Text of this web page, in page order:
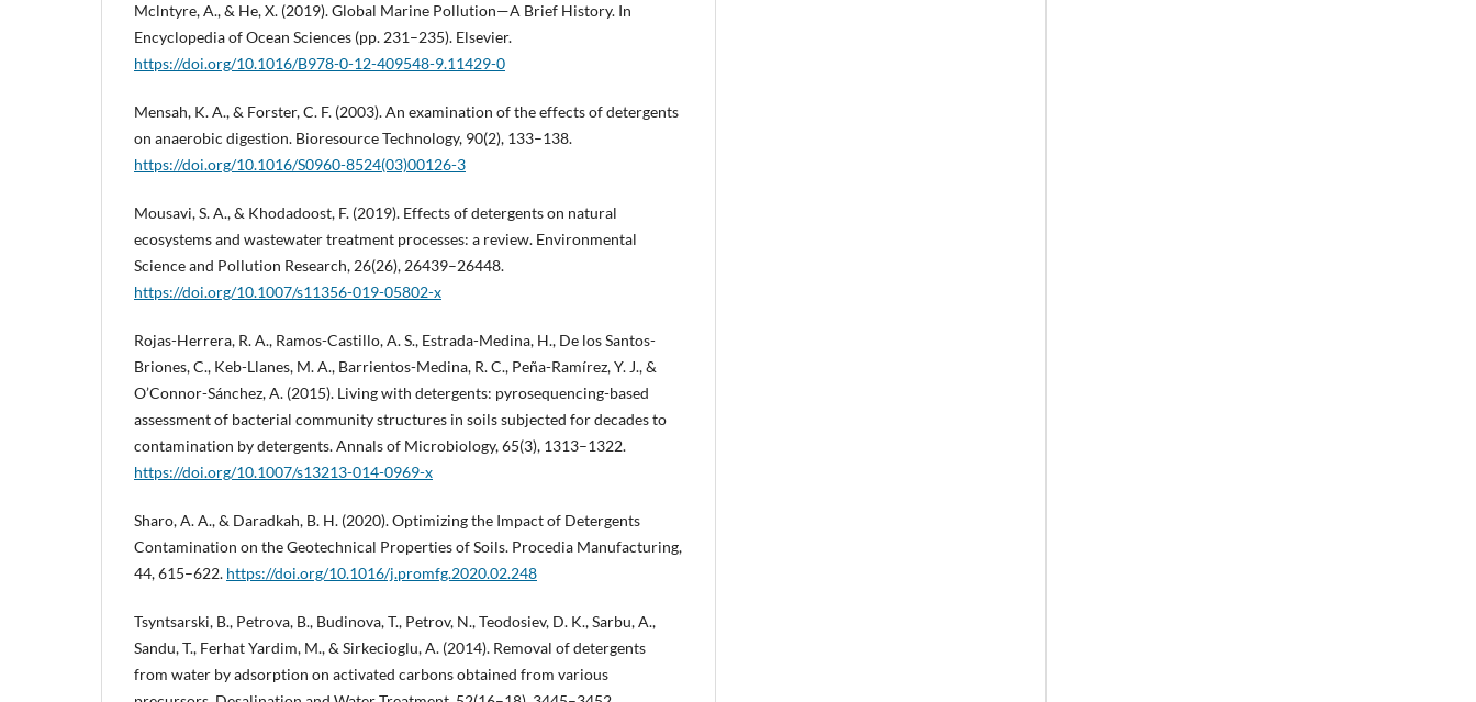
Mclntyre, A., & He, X. (2019). Global Marine Pollution—A Brief History. In
Encyclopedia of Ocean Sciences (pp. 231–235). Elsevier.
https://doi.org/10.1016/B978-0-12-409548-9.11429-0
Mensah, K. A., & Forster, C. F. (2003). An examination of the effects of detergents
on anaerobic digestion. Bioresource Technology, 90(2), 133–138.
https://doi.org/10.1016/S0960-8524(03)00126-3
Mousavi, S. A., & Khodadoost, F. (2019). Effects of detergents on natural
ecosystems and wastewater treatment processes: a review. Environmental
Science and Pollution Research, 26(26), 26439–26448.
https://doi.org/10.1007/s11356-019-05802-x
Rojas-Herrera, R. A., Ramos-Castillo, A. S., Estrada-Medina, H., De los Santos-
Briones, C., Keb-Llanes, M. A., Barrientos-Medina, R. C., Peña-Ramírez, Y. J., &
O’Connor-Sánchez, A. (2015). Living with detergents: pyrosequencing-based
assessment of bacterial community structures in soils subjected for decades to
contamination by detergents. Annals of Microbiology, 65(3), 1313–1322.
https://doi.org/10.1007/s13213-014-0969-x
Sharo, A. A., & Daradkah, B. H. (2020). Optimizing the Impact of Detergents
Contamination on the Geotechnical Properties of Soils. Procedia Manufacturing,
44, 615–622. https://doi.org/10.1016/j.promfg.2020.02.248
Tsyntsarski, B., Petrova, B., Budinova, T., Petrov, N., Teodosiev, D. K., Sarbu, A.,
Sandu, T., Ferhat Yardim, M., & Sirkecioglu, A. (2014). Removal of detergents
from water by adsorption on activated carbons obtained from various